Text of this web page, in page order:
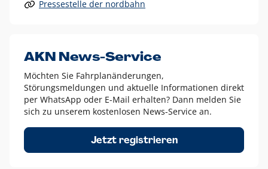
Alle anderen Logo-Varianten dürfen nur in Ausnahmefällen
Diese Ausnahmen sind zum Beispiel:
dem AKN Blau,
weißes Logo auf Fotohintergründen,
schwarzes Logo für reine Schwarz-Weiß-Umsetzungen
Um das Logo herum muss ein Schutzraum von jeweils einer
Höhe bzw. Breite des N aus AKN in alle Richtungen
Pressestelle der nordbahn
AKN News-Service
Möchten Sie Fahrplanänderungen,
Störungsmeldungen und aktuelle Informationen direkt
per WhatsApp oder E-Mail erhalten? Dann melden Sie
sich zu unserem kostenlosen News-Service an.
Jetzt registrieren